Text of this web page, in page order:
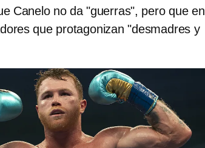
Canelo no da "guerras", pero que en
que protagonizan "desmadres y